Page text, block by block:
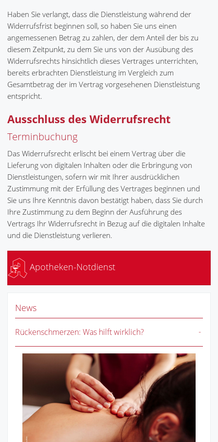
Haben Sie verlangt, dass die Dienstleistung während der
Widerrufsfrist beginnen soll, so haben Sie uns einen
angemessenen Betrag zu zahlen, der dem Anteil der bis zu
diesem Zeitpunkt, zu dem Sie uns von der Ausübung des
Widerrufsrechts hinsichtlich dieses Vertrages unterrichten,
bereits erbrachten Dienstleistung im Vergleich zum
Gesamtbetrag der im Vertrag vorgesehenen Dienstleistung
entspricht.
Ausschluss des Widerrufsrecht
Terminbuchung
Das Widerrufsrecht erlischt bei einem Vertrag über die
Lieferung von digitalen Inhalten oder die Erbringung von
Dienstleistungen, sofern wir mit Ihrer ausdrücklichen
Zustimmung mit der Erfüllung des Vertrages beginnen und
Sie uns Ihre Kenntnis davon bestätigt haben, dass Sie durch
Ihre Zustimmung zu dem Beginn der Ausführung des
Vertrags Ihr Widerrufsrecht in Bezug auf die digitalen Inhalte
und die Dienstleistung verlieren.
Apotheken-Notdienst
News
Rückenschmerzen: Was hilft wirklich?